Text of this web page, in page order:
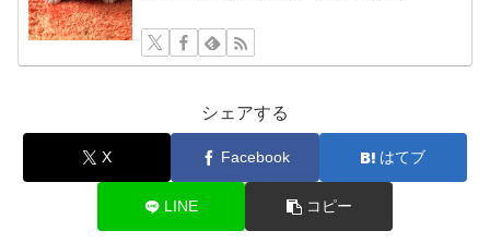
シェアする
X Facebook はてブ
LINE コピー